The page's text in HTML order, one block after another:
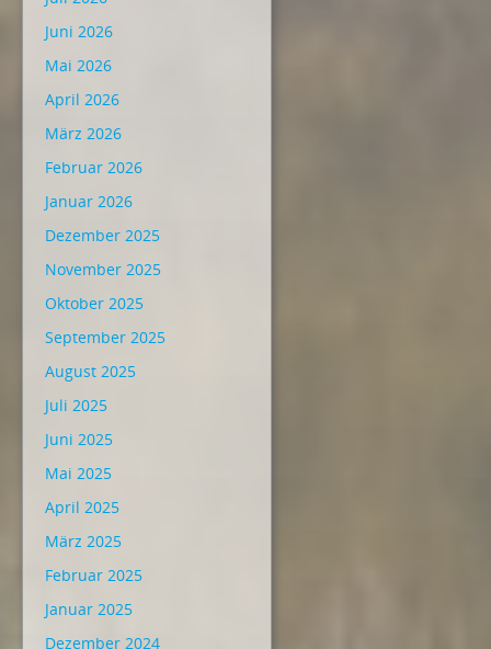
Juni 2026
Mai 2026
April 2026
März 2026
Februar 2026
Januar 2026
Dezember 2025
November 2025
Oktober 2025
September 2025
August 2025
Juli 2025
Juni 2025
Mai 2025
April 2025
März 2025
Februar 2025
Januar 2025
Dezember 2024